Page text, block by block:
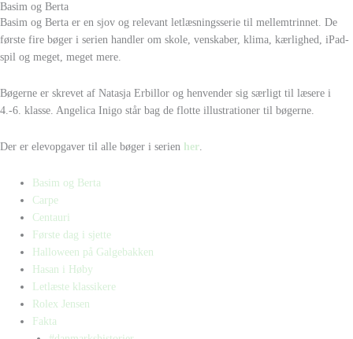
Basim og Berta
Basim og Berta er en sjov og relevant letlæsningsserie til mellemtrinnet. De
første fire bøger i serien handler om skole, venskaber, klima, kærlighed, iPad-
spil og meget, meget mere.
Bøgerne er skrevet af Natasja Erbillor og henvender sig særligt til læsere i
4.-6. klasse. Angelica Inigo står bag de flotte illustrationer til bøgerne.
Der er elevopgaver til alle bøger i serien her.
Basim og Berta
Carpe
Centauri
Første dag i sjette
Halloween på Galgebakken
Hasan i Høby
Letlæste klassikere
Rolex Jensen
Fakta